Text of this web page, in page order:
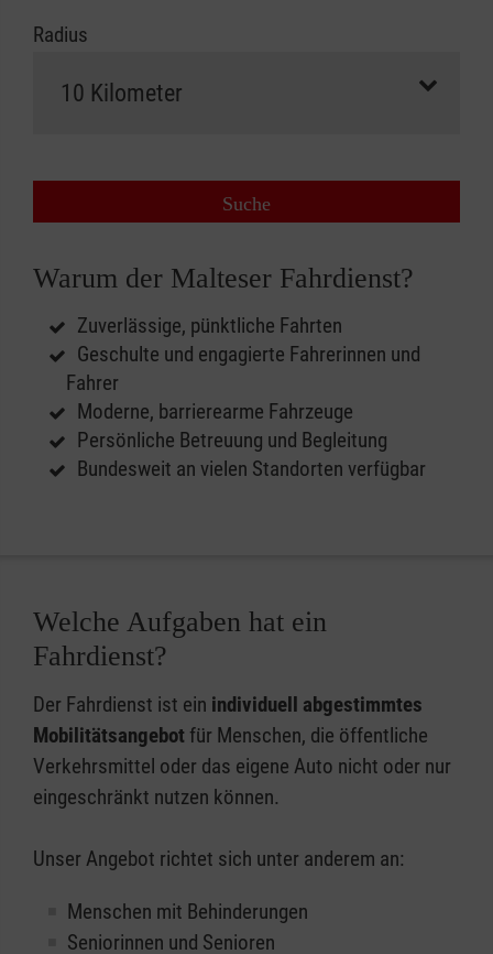
Radius
Suche
Warum der Malteser Fahrdienst?
Zuverlässige, pünktliche Fahrten
Geschulte und engagierte Fahrerinnen und
Fahrer
Moderne, barrierearme Fahrzeuge
Persönliche Betreuung und Begleitung
Bundesweit an vielen Standorten verfügbar
Welche Aufgaben hat ein
Fahrdienst?
Der Fahrdienst ist ein individuell abgestimmtes
Mobilitätsangebot für Menschen, die öffentliche
Verkehrsmittel oder das eigene Auto nicht oder nur
eingeschränkt nutzen können.
Unser Angebot richtet sich unter anderem an:
Menschen mit Behinderungen
Seniorinnen und Senioren